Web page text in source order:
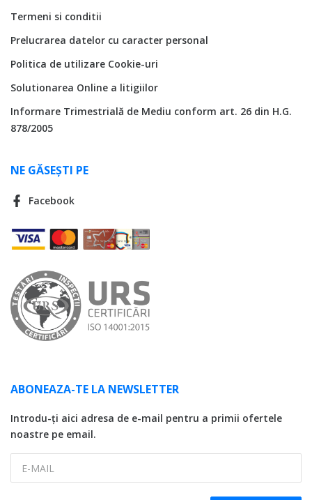
Termeni si conditii
Prelucrarea datelor cu caracter personal
Politica de utilizare Cookie-uri
Solutionarea Online a litigiilor
Informare Trimestrială de Mediu conform art. 26 din H.G.
878/2005
NE GĂSEȘTI PE
Facebook
ABONEAZA-TE LA NEWSLETTER
Introdu-ți aici adresa de e-mail pentru a primii ofertele
noastre pe email.